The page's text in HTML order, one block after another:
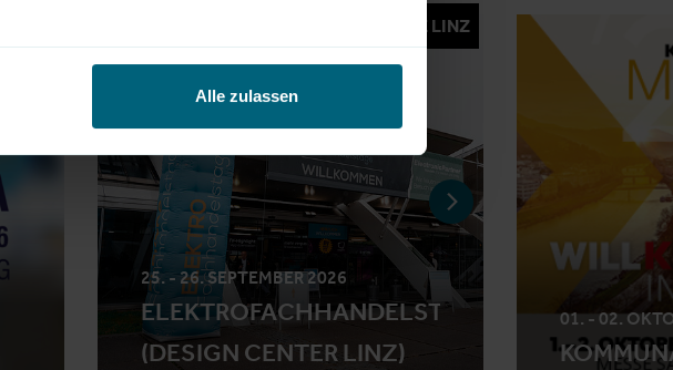
Alle zulassen
MESSE LINZ
25. - 26. SEPTEMBER 2026
ELEKTROFACHHANDELSTAGE
(DESIGN CENTER LINZ)
01. - 02.